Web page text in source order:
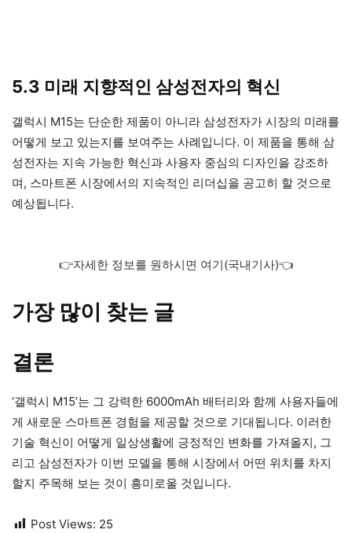
5.3 미래 지향적인 삼성전자의 혁신
갤럭시 M15는 단순한 제품이 아니라 삼성전자가 시장의 미래를
어떻게 보고 있는지를 보여주는 사례입니다. 이 제품을 통해 삼
성전자는 지속 가능한 혁신과 사용자 중심의 디자인을 강조하
며, 스마트폰 시장에서의 지속적인 리더십을 공고히 할 것으로
예상됩니다.
👉자세한 정보를 원하시면 여기(국내기사)👈
가장 많이 찾는 글
결론
‘갤럭시 M15’는 그 강력한 6000mAh 배터리와 함께 사용자들에
게 새로운 스마트폰 경험을 제공할 것으로 기대됩니다. 이러한
기술 혁신이 어떻게 일상생활에 긍정적인 변화를 가져올지, 그
리고 삼성전자가 이번 모델을 통해 시장에서 어떤 위치를 차지
할지 주목해 보는 것이 흥미로울 것입니다.
Post Views: 25